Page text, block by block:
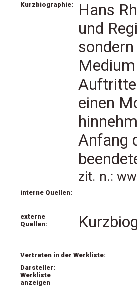
Kurzbiographie:
Hans
und
einen
Anfang
zit. n.:
interne Quellen:
externe
Quellen:
Vertreten in der Werkliste:
Darsteller:
Werkliste
anzeigen